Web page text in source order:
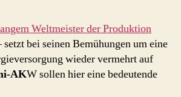
Weltmeister der Produktion
setzt bei seinen Bemühungen um eine
wieder vermehrt auf
AKW sollen hier eine bedeutende